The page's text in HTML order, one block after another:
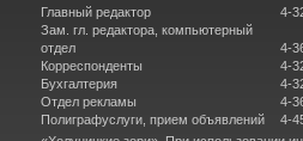
Главный редактор
Зам. гл. редактора, компьютерный
отдел
Корреспонденты
Бухгалтерия
Отдел рекламы
Полиграфуслуги, прием объявлений
4-
4-
4-
4-
4-
4-